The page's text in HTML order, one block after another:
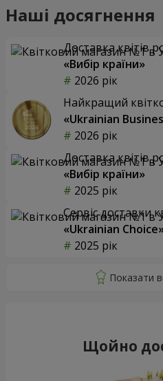
Наші досягнення
Доставка квітів
«Вибір країни»
2026 рік
Найкращий
«Ukrainian
2026 рік
Доставка квітів
«Вибір країни»
2025 рік
Сервіс доставки
«Ukrainian
2025 рік
Щойно